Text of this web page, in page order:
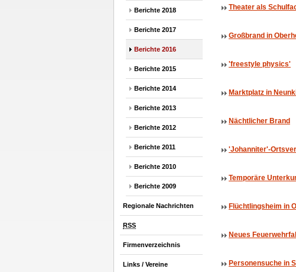
Berichte 2018
Berichte 2017
Berichte 2016
Berichte 2015
Berichte 2014
Berichte 2013
Berichte 2012
Berichte 2011
Berichte 2010
Berichte 2009
Regionale Nachrichten
RSS
Firmenverzeichnis
Links / Vereine
Theater als
Großbrand in
'freestyle physics'
Marktplatz in
Nächtlicher Brand
'Johanniter'-
Temporäre
Flüchtlingsheim in
Neues
Personensuche in